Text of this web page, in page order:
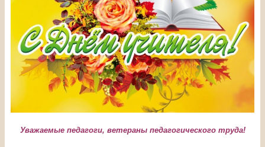
Уважаемые педагоги, ветераны педагогического труда!